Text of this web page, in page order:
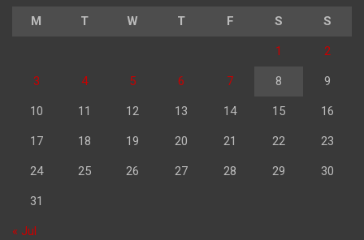
M T W T F S S
1 2
3 4 5 6 7 8 9
10 11 12 13 14 15 16
17 18 19 20 21 22 23
24 25 26 27 28 29 30
31
« Jul